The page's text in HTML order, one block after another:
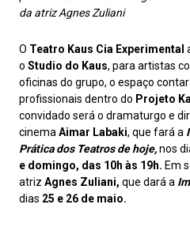
da atriz Agnes Zuliani
O Teatro Kaus Cia Experimental
o Studio do Kaus, para artistas
oficinas do grupo, o espaço
profissionais dentro do Projeto
convidado será o dramaturgo e
cinema Aimar Labaki, que fará a
Prática dos Teatros de hoje,nos
e domingo, das 10h às 19h. Em
atriz Agnes Zuliani, que dará a
dias 25 e 26 de maio.